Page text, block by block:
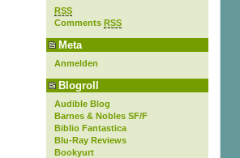
RSS
Comments RSS
Meta
Anmelden
Blogroll
Audible Blog
Barnes & Nobles SF/F
Biblio Fantastica
Blu-Ray Reviews
Bookyurt